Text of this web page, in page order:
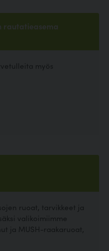
rautatieasema
myös
ruoat, tarvikkeet ja
valikoimiimme
ja MUSH-raakaruoat,